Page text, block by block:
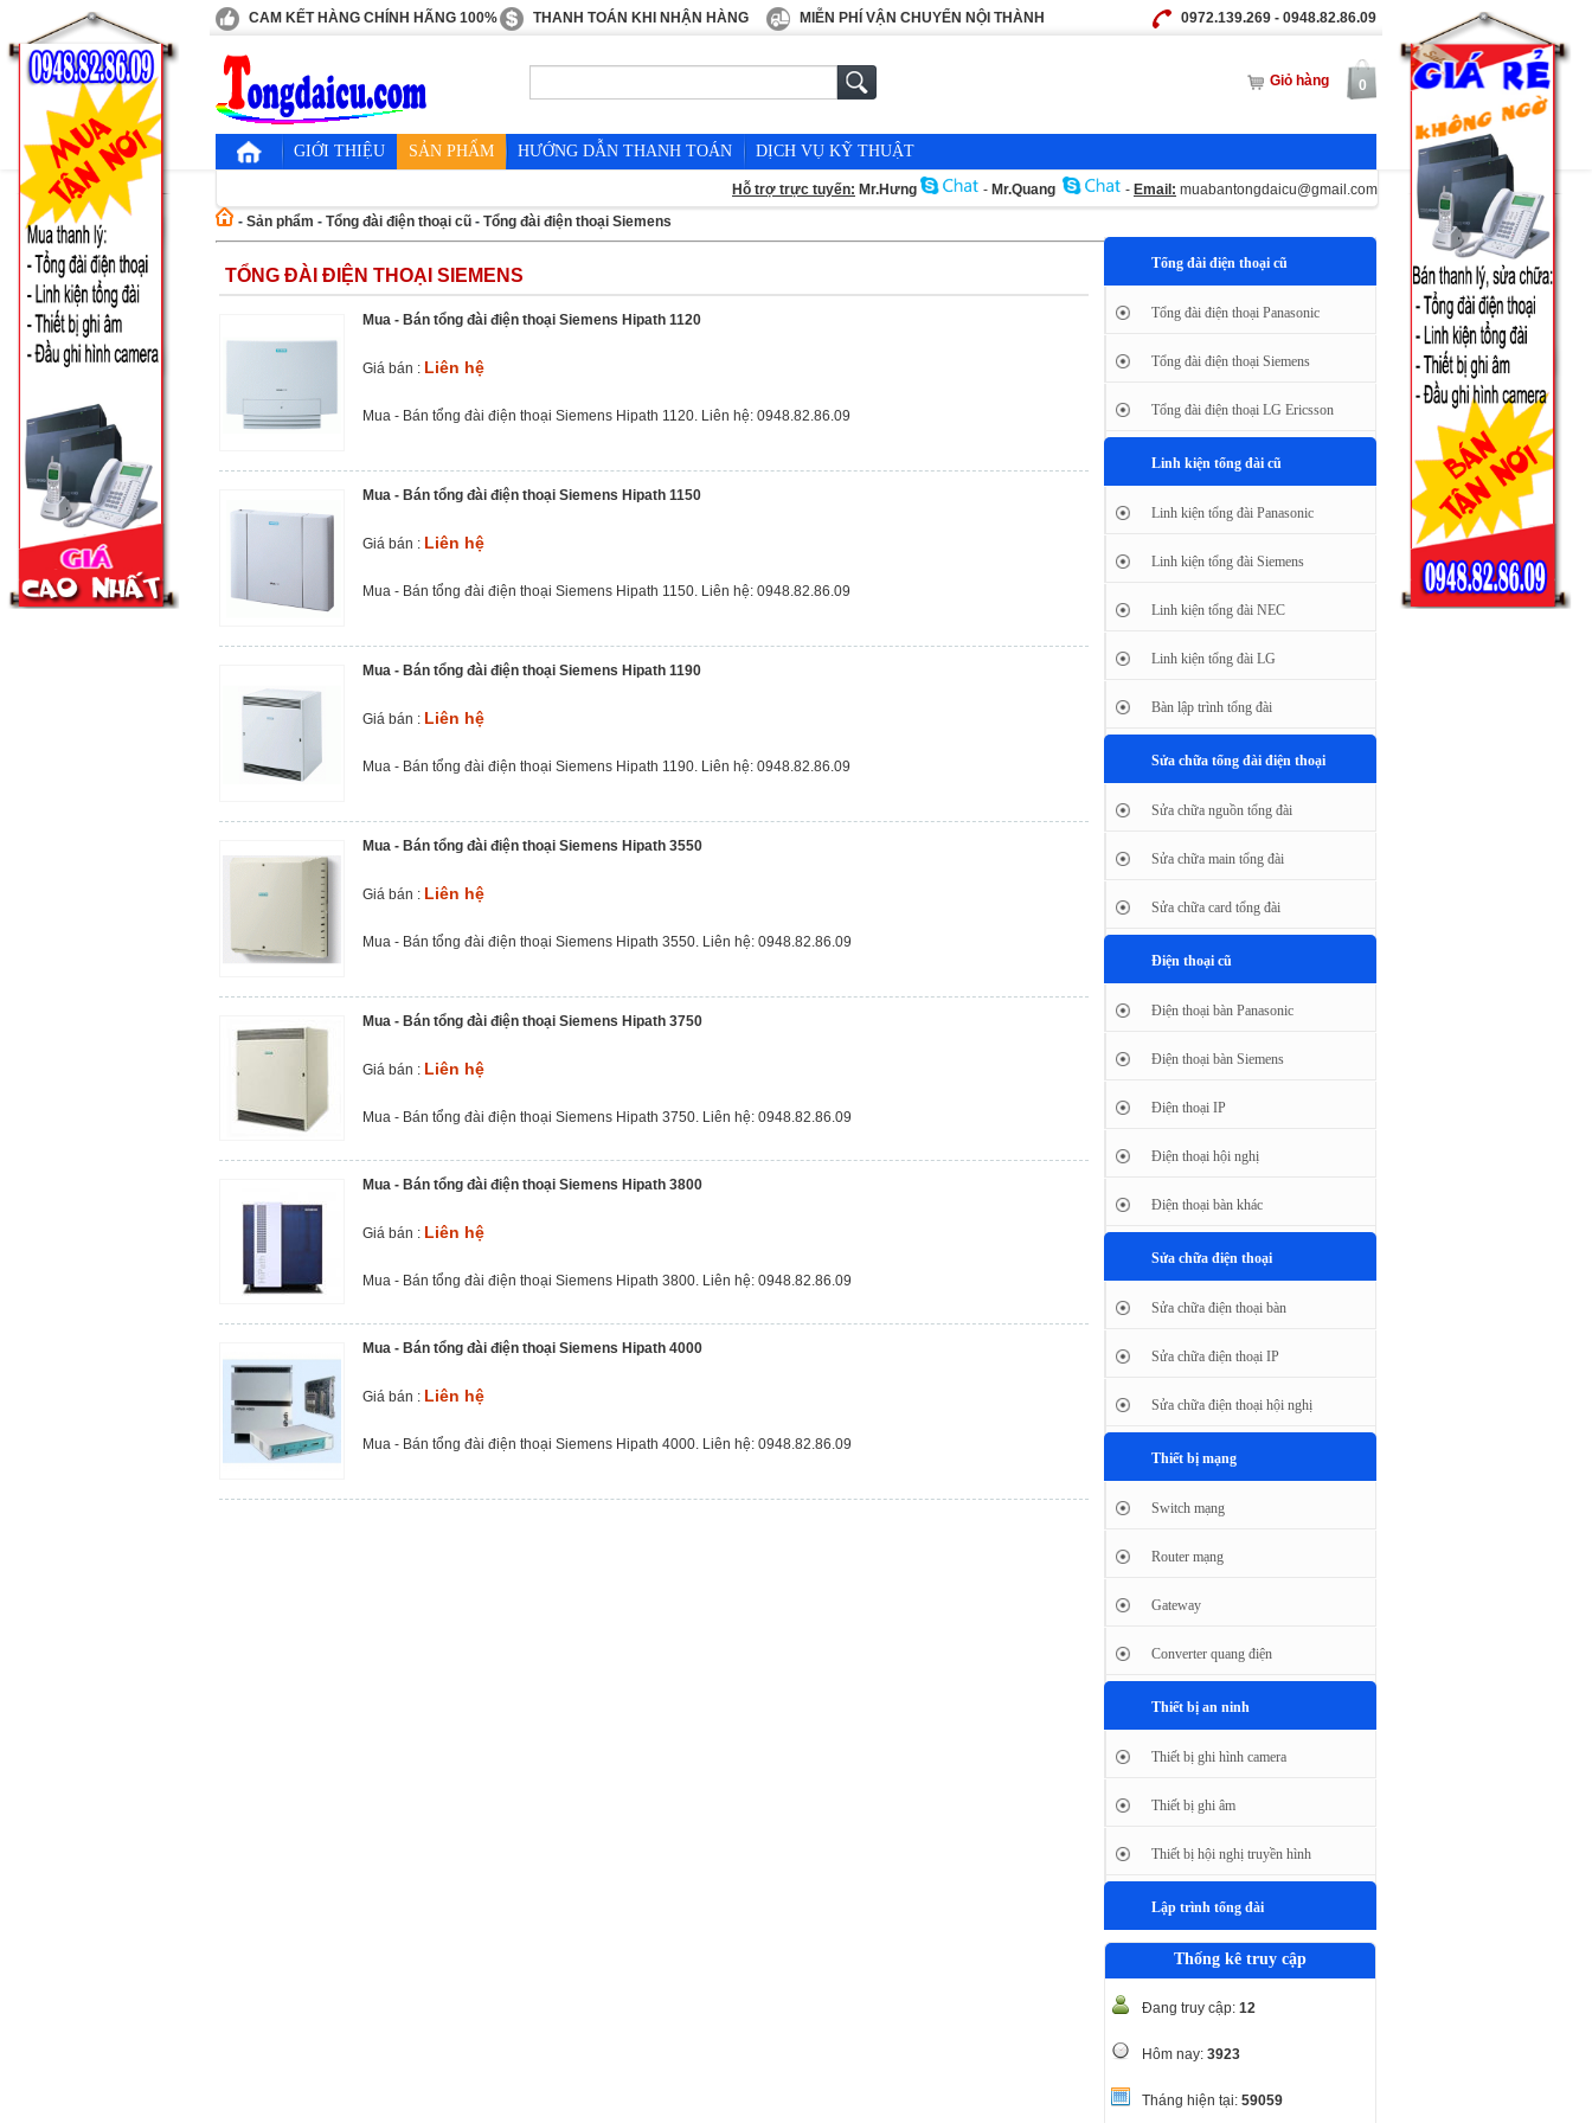
CAM KẾT HÀNG CHÍNH HÃNG 100% THANH TOÁN KHI NHẬN HÀNG MIỄN PHÍ VẬN CHUYỂN NỘI THÀNH 0972.139.269 - 0948.82.86.09
Giỏ hàng 0
GIỚI THIỆU SẢN PHẨM HƯỚNG DẪN THANH TOÁN DỊCH VỤ KỸ THUẬT
Hỗ trợ trực tuyến: Mr.Hưng - Mr.Quang - Email: muabantongdaicu@gmail.com
- Sản phẩm - Tổng đài điện thoại cũ - Tổng đài điện thoại Siemens
TỔNG ĐÀI ĐIỆN THOẠI SIEMENS
Mua - Bán tổng đài điện thoại Siemens Hipath 1120
Giá bán : Liên hệ
Mua - Bán tổng đài điện thoại Siemens Hipath 1120. Liên hệ: 0948.82.86.09
Mua - Bán tổng đài điện thoại Siemens Hipath 1150
Giá bán : Liên hệ
Mua - Bán tổng đài điện thoại Siemens Hipath 1150. Liên hệ: 0948.82.86.09
Mua - Bán tổng đài điện thoại Siemens Hipath 1190
Giá bán : Liên hệ
Mua - Bán tổng đài điện thoại Siemens Hipath 1190. Liên hệ: 0948.82.86.09
Mua - Bán tổng đài điện thoại Siemens Hipath 3550
Giá bán : Liên hệ
Mua - Bán tổng đài điện thoại Siemens Hipath 3550. Liên hệ: 0948.82.86.09
Mua - Bán tổng đài điện thoại Siemens Hipath 3750
Giá bán : Liên hệ
Mua - Bán tổng đài điện thoại Siemens Hipath 3750. Liên hệ: 0948.82.86.09
Mua - Bán tổng đài điện thoại Siemens Hipath 3800
Giá bán : Liên hệ
Mua - Bán tổng đài điện thoại Siemens Hipath 3800. Liên hệ: 0948.82.86.09
Mua - Bán tổng đài điện thoại Siemens Hipath 4000
Giá bán : Liên hệ
Mua - Bán tổng đài điện thoại Siemens Hipath 4000. Liên hệ: 0948.82.86.09
Tổng đài điện thoại cũ
Tổng đài điện thoại Panasonic
Tổng đài điện thoại Siemens
Tổng đài điện thoại LG Ericsson
Linh kiện tổng đài cũ
Linh kiện tổng đài Panasonic
Linh kiện tổng đài Siemens
Linh kiện tổng đài NEC
Linh kiện tổng đài LG
Bàn lập trình tổng đài
Sửa chữa tổng đài điện thoại
Sửa chữa nguồn tổng đài
Sửa chữa main tổng đài
Sửa chữa card tổng đài
Điện thoại cũ
Điện thoại bàn Panasonic
Điện thoại bàn Siemens
Điện thoại IP
Điện thoại hội nghị
Điện thoại bàn khác
Sửa chữa điện thoại
Sửa chữa điện thoại bàn
Sửa chữa điện thoại IP
Sửa chữa điện thoại hội nghị
Thiết bị mạng
Switch mạng
Router mạng
Gateway
Converter quang điện
Thiết bị an ninh
Thiết bị ghi hình camera
Thiết bị ghi âm
Thiết bị hội nghị truyền hình
Lập trình tổng đài
Thống kê truy cập
Đang truy cập: 12
Hôm nay: 3923
Tháng hiện tại: 59059